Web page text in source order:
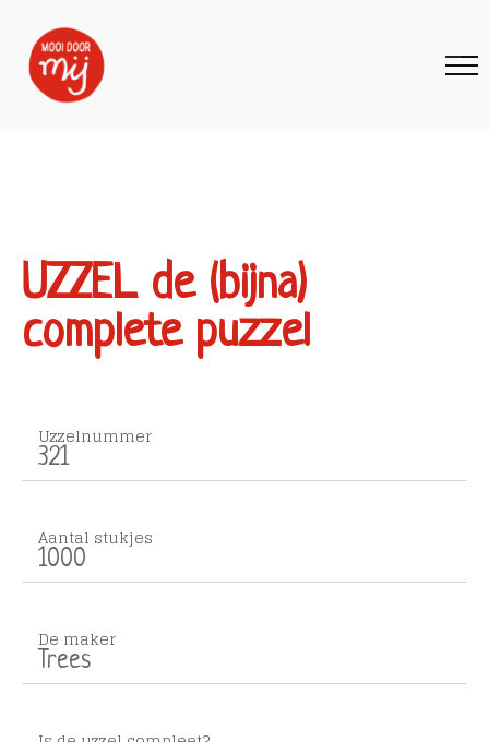
UZZEL de (bijna)
complete puzzel
Uzzelnummer
321
Aantal stukjes
1000
De maker
Trees